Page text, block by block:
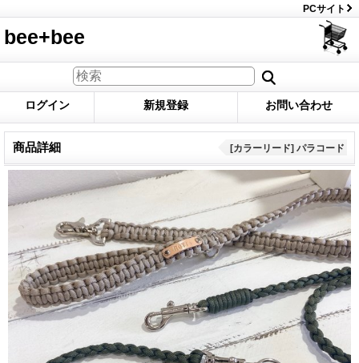
PCサイト
bee+bee
ログイン 新規登録 お問い合わせ
商品詳細 [カラーリード] パラコード